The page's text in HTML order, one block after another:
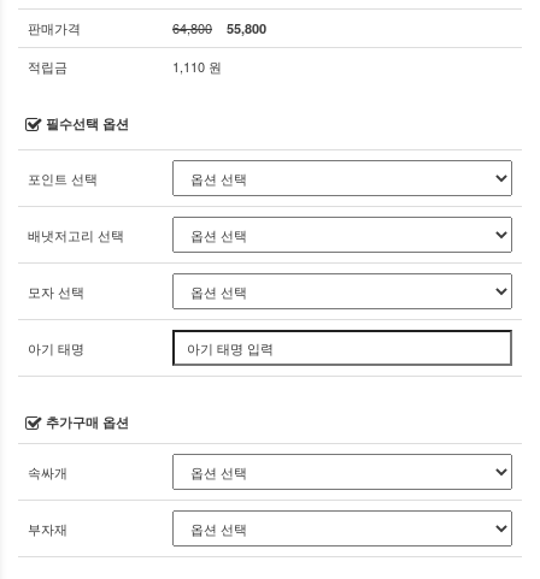
판매가격
64,800 55,800
적립금 1,110 원
필수선택 옵션
포인트 선택
배냇저고리 선택
모자 선택
아기 태명
추가구매 옵션
속싸개
부자재